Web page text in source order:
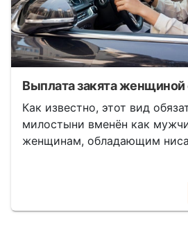
Выплата закята
Как известно, этот вид
милостыни вменён как
женщинам, обладающим